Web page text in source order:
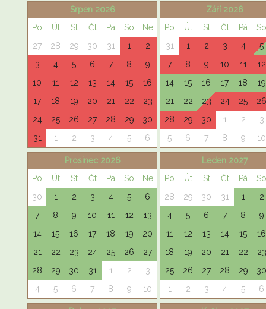
Srpen 2026
Po
Út St Čt Pá So
Ne
27
28 29 30 31 1
2
3
4 5 6 7 8
9
10
11 12 13 14 15
16
17
18 19 20 21 22
23
24
25 26 27 28 29
30
31
1 2 3 4 5 6
Září 2026
Po
Út St Čt Pá
So
31
1 2 3 4
5
7
8 9 10 11
12
14
15 16 17 18
19
21
22 23 24 25
26
28
29 30 1 2
3
5
6 7 8 9 10
Prosinec 2026
Po
Út St Čt Pá So
Ne
30
1 2 3 4 5
6
7
8 9 10 11 12
13
14
15 16 17 18 19
20
21
22 23 24 25 26
27
28
29 30 31 1 2
3
4
5 6 7 8 9 10
Leden 2027
Po
Út St Čt Pá
So
28
29 30 31 1
2
4
5 6 7 8
9
11
12 13 14 15
16
18
19 20 21 22
23
25
26 27 28 29
30
1
2 3 4 5 6